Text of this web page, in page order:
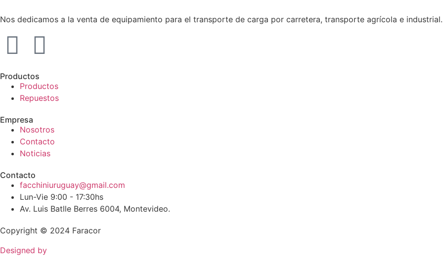
Nos dedicamos a la venta de equipamiento para el transporte de carga por carretera, transporte agrícola e
Productos
Productos
Repuestos
Empresa
Nosotros
Contacto
Noticias
Contacto
facchiniuruguay@gmail.com
Lun-Vie 9:00 - 17:30hs
Av. Luis Batlle Berres 6004, Montevideo.
Copyright © 2024 Faracor
Designed by